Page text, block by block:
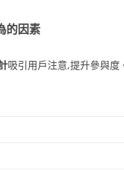
的因素
吸引用戶注意,提升參與度